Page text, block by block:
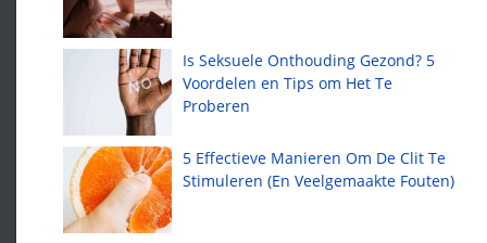
Is Seksuele Onthouding Gezond? 5
Voordelen en Tips om Het Te
Proberen
5 Effectieve Manieren Om De Clit Te
Stimuleren (En Veelgemaakte Fouten)